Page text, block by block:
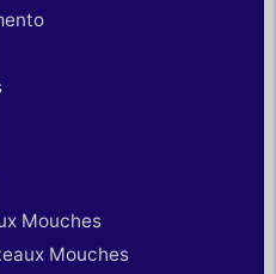
Mouches
Mouches